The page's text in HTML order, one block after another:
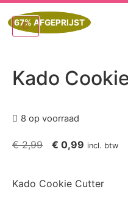
67% AFGEPRIJST
Kado
8 op voorraad
€2,99 € 0,99 incl. btw
Kado Cookie Cutter